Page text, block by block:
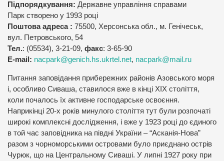
Підпорядкування: Державне управління справами
Парк створено у 1993 році
Поштова адреса : 75500, Херсонська обл., м. Генічеськ,
вул. Петровського, 54
Тел.: (05534), 3-21-09, факс: 3-65-90
E-mail: nacpark@genich.hs.ukrtel.net, nacpark@mail.ru
Питання заповідання прибережних районів Азовського моря
і, особливо Сиваша, ставилося вже в кінці XIX століття,
коли почалось їх активне господарське освоєння.
Наприкінці 20-х років минулого століття тут були розпочаті
широкі комплексні дослідження, і вже у 1923 році до єдиного
в той час заповідника на півдні України – “Асканія-Нова”
разом з чорноморськими островами було приєднано острів
Чурюк, що на Центральному Сиваші. У липні 1927 року при